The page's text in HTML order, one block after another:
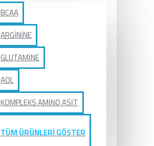
BCAA
ARGİNİNE
GLUTAMİNE
AOL
KOMPLEKS AMİNO ASİT
TÜM ÜRÜNLERİ GÖSTER